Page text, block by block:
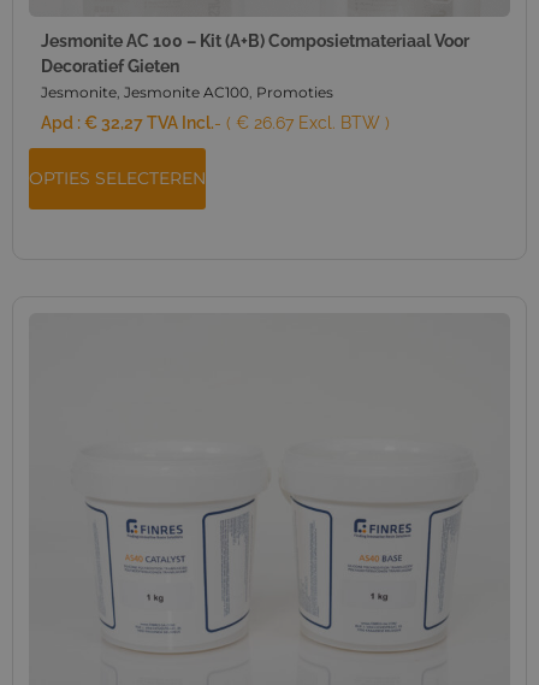
Jesmonite AC 100 – Kit (A+B) Composietmateriaal Voor
Decoratief Gieten
Jesmonite, Jesmonite AC100, Promoties
Apd :€ 32,27TVA Incl.- ( € 26.67 Excl. BTW )
OPTIES SELECTEREN